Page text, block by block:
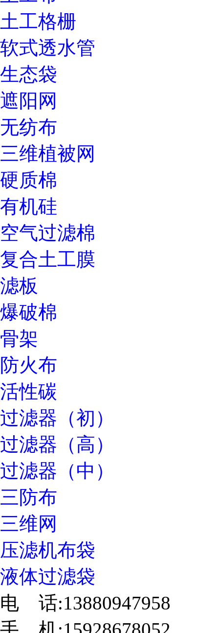
土工格栅
软式透水管
生态袋
遮阳网
无纺布
三维植被网
硬质棉
有机硅
空气过滤棉
复合土工膜
滤板
爆破棉
骨架
防火布
活性碳
过滤器（初）
过滤器（高）
过滤器（中）
三防布
三维网
压滤机布袋
液体过滤袋
电 话:13880947958